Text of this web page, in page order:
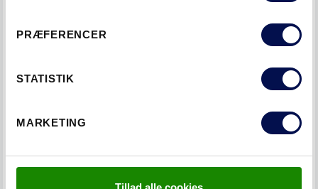
PRÆFERENCER
STATISTIK
MARKETING
kun, hvis jeg fx er ude at rejse.